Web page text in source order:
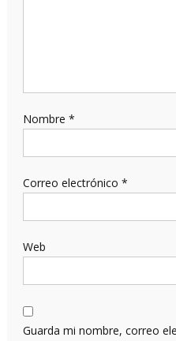
Nombre *
Correo electrónico *
Web
Guarda mi nombre, correo